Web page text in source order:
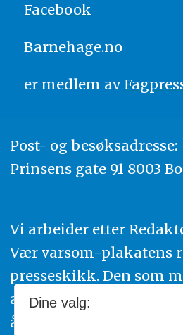
Facebook
Barnehage.no
er medlem av
Post- og besøksadresse:
Prinsens gate 91 8003
Vi arbeider etter
Vær varsom-plakatens
presseskikk. Den som
av urettmessig
å ta kontakt med
Dine valg: